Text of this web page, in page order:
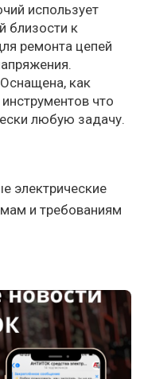
использует
близости к
ремонта цепей
как
что
любую задачу.
электрические
и требованиям